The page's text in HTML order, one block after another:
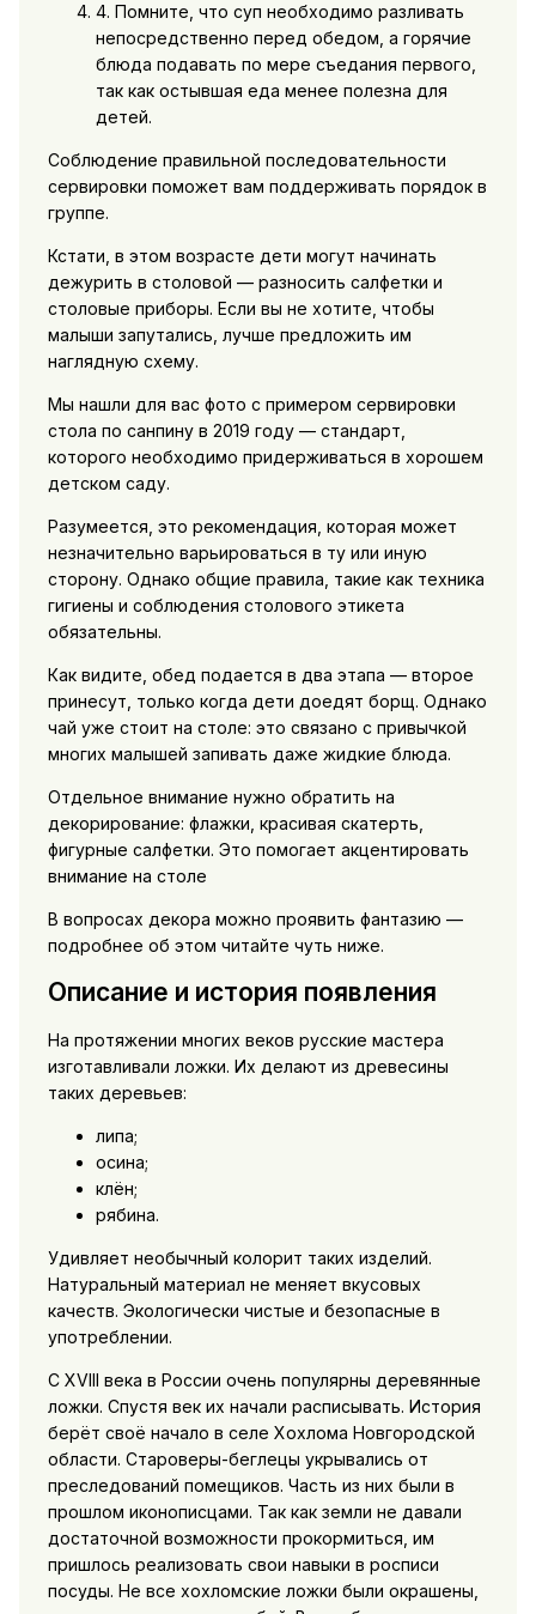
4. Помните, что суп необходимо разливать
непосредственно перед обедом, а горячие
блюда подавать по мере съедания первого,
так как остывшая еда менее полезна для
детей.
Соблюдение правильной последовательности
сервировки поможет вам поддерживать порядок в
группе.
Кстати, в этом возрасте дети могут начинать
дежурить в столовой — разносить салфетки и
столовые приборы. Если вы не хотите, чтобы
малыши запутались, лучше предложить им
наглядную схему.
Мы нашли для вас фото с примером сервировки
стола по санпину в 2019 году — стандарт,
которого необходимо придерживаться в хорошем
детском саду.
Разумеется, это рекомендация, которая может
незначительно варьироваться в ту или иную
сторону. Однако общие правила, такие как техника
гигиены и соблюдения столового этикета
обязательны.
Как видите, обед подается в два этапа — второе
принесут, только когда дети доедят борщ. Однако
чай уже стоит на столе: это связано с привычкой
многих малышей запивать даже жидкие блюда.
Отдельное внимание нужно обратить на
декорирование: флажки, красивая скатерть,
фигурные салфетки. Это помогает акцентировать
внимание на столе
В вопросах декора можно проявить фантазию —
подробнее об этом читайте чуть ниже.
Описание и история появления
На протяжении многих веков русские мастера
изготавливали ложки. Их делают из древесины
таких деревьев:
липа;
осина;
клён;
рябина.
Удивляет необычный колорит таких изделий.
Натуральный материал не меняет вкусовых
качеств. Экологически чистые и безопасные в
употреблении.
С XVIII века в России очень популярны деревянные
ложки. Спустя век их начали расписывать. История
берёт своё начало в селе Хохлома Новгородской
области. Староверы-беглецы укрывались от
преследований помещиков. Часть из них были в
прошлом иконописцами. Так как земли не давали
достаточной возможности прокормиться, им
пришлось реализовать свои навыки в росписи
посуды. Не все хохломские ложки были окрашены,